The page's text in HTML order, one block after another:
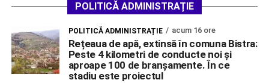
POLITICĂ ADMINISTRAȚIE
POLITICĂ ADMINISTRAȚIE acum 16 ore
Rețeaua de apă, extinsă în comuna Bistra:
Peste 4 kilometri de conducte noi și
aproape 100 de branșamente. În ce
stadiu este proiectul